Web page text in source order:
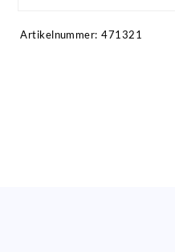
Artikelnummer: 471321